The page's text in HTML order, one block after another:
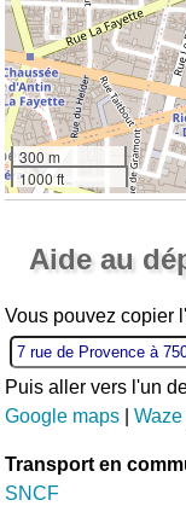
300 m
1000 ft
Aide au
Vous pouvez copier
Puis aller vers l'un
Google maps |Waze
Transport en
SNCF